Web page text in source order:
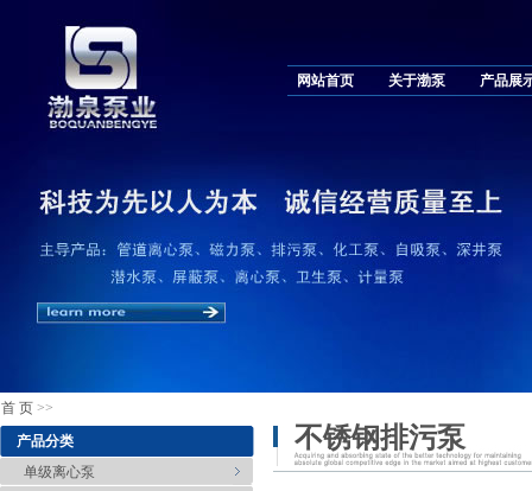
网站首页 关于渤泵 产品展
首 页 >>
产品分类
单级离心泵
不锈钢排污泵